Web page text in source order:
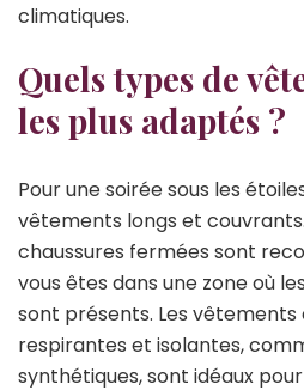
climatiques.
Quels types de
les plus adaptés ?
Pour une soirée sous les
vêtements longs et
chaussures fermées sont
vous êtes dans une zone où
sont présents. Les vêtements
respirantes et isolantes,
synthétiques, sont idéaux